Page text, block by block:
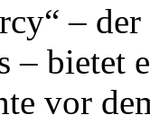
–
– bietet
vor